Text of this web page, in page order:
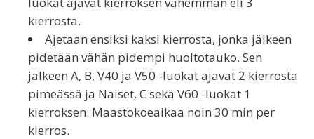
kierrosta.
Ajetaan ensiksi kaksi kierrosta, jonka jälkeen
pidetään vähän pidempi huoltotauko. Sen
jälkeen A, B, V40 ja V50 -luokat ajavat 2 kierrosta
pimeässä ja Naiset, C sekä V60 -luokat 1
kierroksen. Maastokoeaikaa noin 30 min per
kierros.